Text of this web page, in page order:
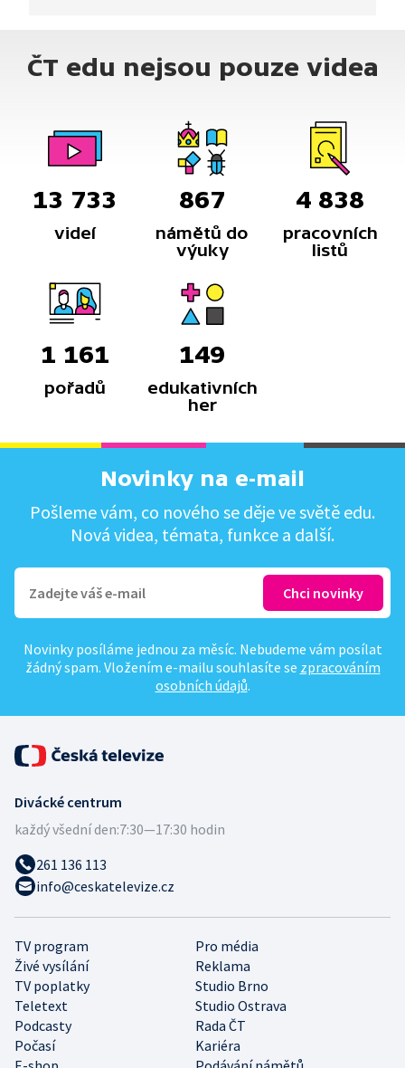
ČT edu nejsou pouze videa
13 733
videí
867
námětů do
výuky
4 838
pracovních
listů
1 161
pořadů
149
edukativních
her
Novinky na e-mail
Pošleme vám, co nového se děje ve světě edu.
Nová videa, témata, funkce a další.
Novinky posíláme jednou za měsíc. Nebudeme vám posílat
žádný spam. Vložením e-mailu souhlasíte se zpracováním
osobních údajů.